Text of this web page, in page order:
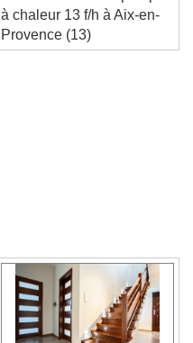
Skip Forward
fabricant solutions pompe
à chaleur 13 f/h à Aix-en-
Provence (13)